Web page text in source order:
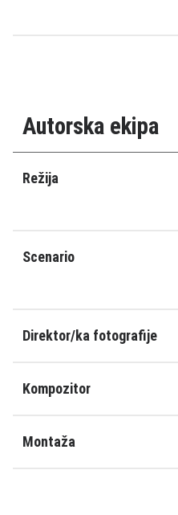
Autorska ekipa
Režija
Scenario
Direktor/ka fotografije
Kompozitor
Montaža